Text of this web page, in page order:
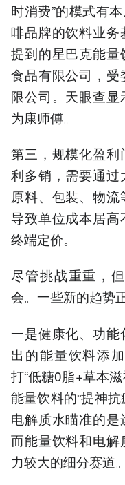
时消费”的模式有
啡品牌的饮料业
提到的星巴克能
食品有限公司，
限公司。天眼查
为康师傅。
第三，规模化盈
利多销，需要通
原料、包装、物
导致单位成本居
终端定价。
尽管挑战重重，
会。一些新的趋势
一是健康化、功
出的能量饮料添
打“低糖0脂+草本
能量饮料的“提神
电解质水瞄准的是
而能量饮料和电
力较大的细分赛道。